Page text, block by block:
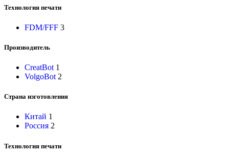
Технология печати
FDM/FFF 3
Производитель
CreatBot 1
VolgoBot 2
Страна изготовления
Китай 1
Россия 2
Технология печати